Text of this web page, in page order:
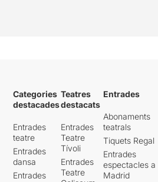
Categories
destacades
Entrades
teatre
Entrades
dansa
Entrades
Teatres
destacats
Entrades
Teatre
Tívoli
Entrades
Teatre
Entrades
Abonaments
teatrals
Tiquets Regal
Entrades
espectacles a
Madrid